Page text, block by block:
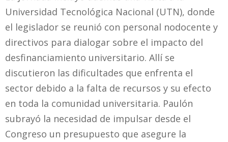
Universidad Tecnológica Nacional (UTN), donde
el legislador se reunió con personal nodocente y
directivos para dialogar sobre el impacto del
desfinanciamiento universitario. Allí se
discutieron las dificultades que enfrenta el
sector debido a la falta de recursos y su efecto
en toda la comunidad universitaria. Paulón
subrayó la necesidad de impulsar desde el
Congreso un presupuesto que asegure la